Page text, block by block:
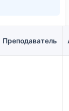
Преподаватель